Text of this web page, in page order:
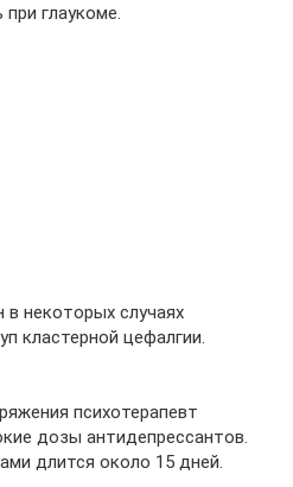
глаукоме.
в некоторых случаях
кластерной цефалгии.
психотерапевт
дозы антидепрессантов.
длится около 15 дней.